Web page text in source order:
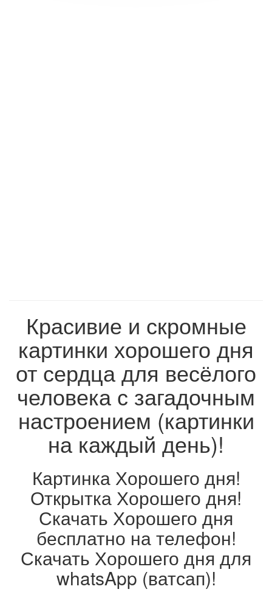
Красивие и скромные
картинки хорошего дня
от сердца для весёлого
человека с загадочным
настроением (картинки
на каждый день)!
Картинка Хорошего дня!
Открытка Хорошего дня!
Скачать Хорошего дня
бесплатно на телефон!
Скачать Хорошего дня для
whatsApp (ватсап)!